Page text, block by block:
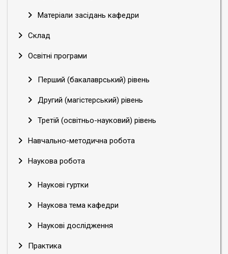
Матеріали засідань кафедри
Склад
Освітні програми
Перший (бакалаврський) рівень
Другий (магістерський) рівень
Третій (освітньо-науковий) рівень
Навчально-методична робота
Наукова робота
Наукові гуртки
Наукова тема кафедри
Наукові дослідження
Практика